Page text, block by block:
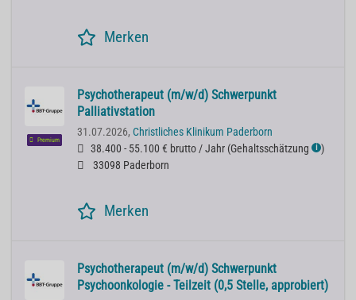
Merken
Premium
Psychotherapeut (m/w/d) Schwerpunkt
Palliativstation
31.07.2026, Christliches Klinikum Paderborn
38.400 - 55.100 € brutto / Jahr (Gehaltsschätzung ℹ )
33098 Paderborn
Merken
Psychotherapeut (m/w/d) Schwerpunkt
Psychoonkologie - Teilzeit (0,5 Stelle, approbiert)